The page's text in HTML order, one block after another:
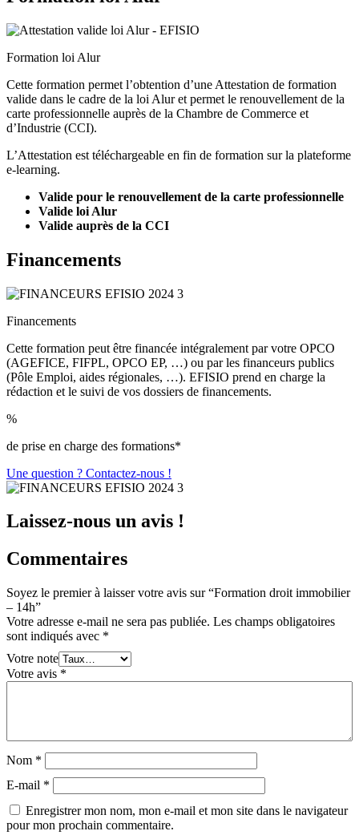
Formation loi Alur
Cette formation permet l’obtention d’une Attestation de formation
valide dans le cadre de la loi Alur et permet le renouvellement de la
carte professionnelle auprès de la Chambre de Commerce et
d’Industrie (CCI).
L’Attestation est téléchargeable en fin de formation sur la plateforme
e-learning.
Valide pour le renouvellement de la carte professionnelle
Valide loi Alur
Valide auprès de la CCI
Financements
Financements
Cette formation peut être financée intégralement par votre OPCO
(AGEFICE, FIFPL, OPCO EP, …) ou par les financeurs publics
(Pôle Emploi, aides régionales, …). EFISIO prend en charge la
rédaction et le suivi de vos dossiers de financements.
%
de prise en charge des formations*
Une question ? Contactez-nous !
Laissez-nous un avis !
Commentaires
Soyez le premier à laisser votre avis sur “Formation droit immobilier
– 14h”
Votre adresse e-mail ne sera pas publiée. Les champs obligatoires
sont indiqués avec *
Votre note
Votre avis *
Nom *
E-mail *
Enregistrer mon nom, mon e-mail et mon site dans le navigateur
pour mon prochain commentaire.